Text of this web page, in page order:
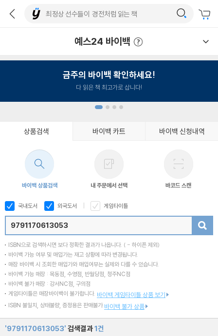
예스24 바이백
금주의 바이백 확인하세요!
다 읽은 책 최고가로 삽니다!
상품검색 바이백 카트 바이백 신청내역
바이백 상품검색 내 주문에서 선택 바코드 스캔
국내도서 외국도서 게임타이틀
ISBN으로 검색하시면 보다 정확한 결과가 나옵니다. ( - 하이픈 제외)
바이백 가능 여부 및 매입가는 재고 상황에 따라 변경됩니다.
매장 바이백 시 조회한 매입가와 매입여부는 실제와 다를 수 있습니다.
바이백 가능 매장 : 목동점, 수영점, 반월당점, 청주NC점
바이백 불가 매장 : 강서NC점, 구의점
게임타이틀은 매장바이백이 불가합니다. 바이백 게임타이틀 상품 보기
ISBN 불일치, 상태불량, 증정용은 판매불가 바이백 불가 상품
'9791170613053' 검색결과1건